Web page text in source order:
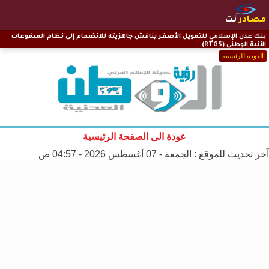
مصادرنت
العودة للرئيسية
بنك عدن الإسلامي للتمويل الأصغر يناقش جاهزيته للانضمام إلى نظام المدفوعات
الآنية الوطني (RTGS)